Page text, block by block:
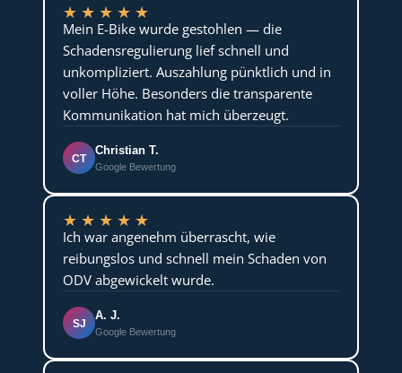
★ ★ ★ ★ ★
Mein E-Bike wurde gestohlen — die
Schadensregulierung lief schnell und
unkompliziert. Auszahlung pünktlich und in
voller Höhe. Besonders die transparente
Kommunikation hat mich überzeugt.
CT
Christian T.
Google Bewertung
★ ★ ★ ★ ★
Ich war angenehm überrascht, wie
reibungslos und schnell mein Schaden von
ODV abgewickelt wurde.
SJ
A. J.
Google Bewertung